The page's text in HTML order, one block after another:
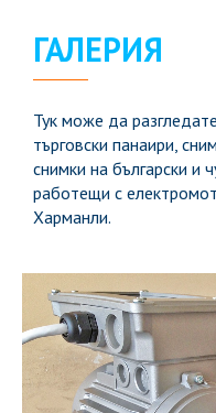
ГАЛЕРИЯ
Тук може да
търговски панаири,
снимки на български и
работещи с
Харманли.